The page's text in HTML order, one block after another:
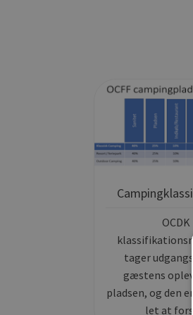
OCDK
tager
gæstens
pladsen, og den
let at